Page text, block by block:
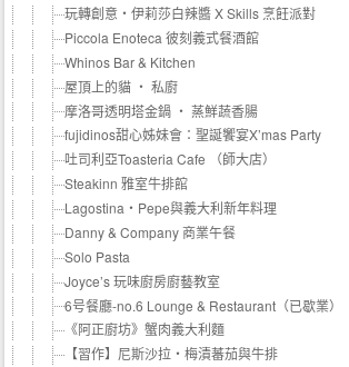
玩轉創意‧伊莉莎白辣醬 X Skills 烹飪派對
Piccola Enoteca 彼刻義式餐酒館
Whinos Bar & Kitchen
屋頂上的貓 ‧ 私廚
摩洛哥透明塔金鍋 ‧ 蒸鮮蔬香腸
fujidinos甜心姊妹會：聖誕饗宴X’mas Party
吐司利亞Toasteria Cafe （師大店）
Steakinn 雅室牛排館
Lagostina‧Pepe與義大利新年料理
Danny & Company 商業午餐
Solo Pasta
Joyce’s 玩味廚房廚藝教室
6号餐廳-no.6 Lounge & Restaurant（已歇業）
《阿正廚坊》蟹肉義大利麵
【習作】尼斯沙拉‧梅漬蕃茄與牛排